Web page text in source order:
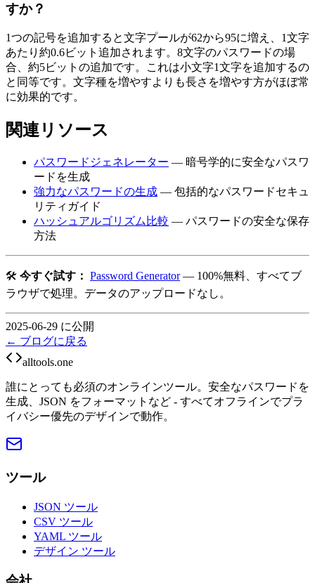
すか？
1つの記号を追加すると文字プールが62から95に増え、1文字
あたり約0.6ビット追加されます。8文字のパスワードの場
合、約5ビットの追加です。これは小文字1文字を追加するの
と同等です。文字種を増やすよりも長さを増やす方がほぼ常
に効果的です。
関連リソース
パスワードジェネレーター — 暗号学的に安全なパスワ
ードを生成
強力なパスワードの生成 — 包括的なパスワードセキュ
リティガイド
ハッシュアルゴリズム比較 — パスワードの安全な保存
方法
🛠️ 今すぐ試す： Password Generator— 100%無料、すべてブ
ラウザで処理。データのアップロードなし。
2025-06-29 に公開
← ブログに戻る
alltools.one
誰にとっても必須のオンラインツール。安全なパスワードを
生成、JSON をフォーマットなど - すべてオフラインでプラ
イバシー優先のデザインで動作。
ツール
JSON ツール
CSV ツール
YAML ツール
デザイン ツール